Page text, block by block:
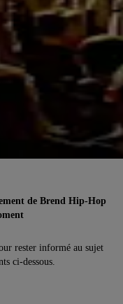
de Brend Hip-Hop
rester informé au sujet
ci-dessous.